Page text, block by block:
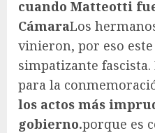
cuando Matteotti
CámaraLos
vinieron, por eso
simpatizante
para la
los actos más
gobierno.porque es